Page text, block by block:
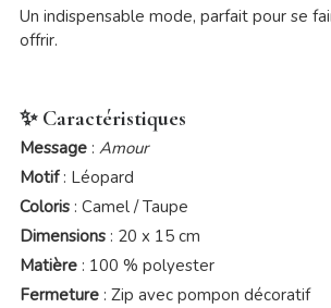
Un indispensable mode, parfait pour se
offrir.
✨ Caractéristiques
Message: Amour
Motif: Léopard
Coloris: Camel / Taupe
Dimensions: 20 x 15 cm
Matière: 100 % polyester
Fermeture: Zip avec pompon décoratif